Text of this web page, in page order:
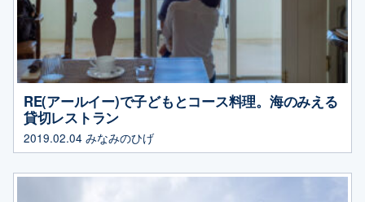
RE(アールイー)で子どもとコース料理。海のみえる
貸切レストラン
2019.02.04 みなみのひげ